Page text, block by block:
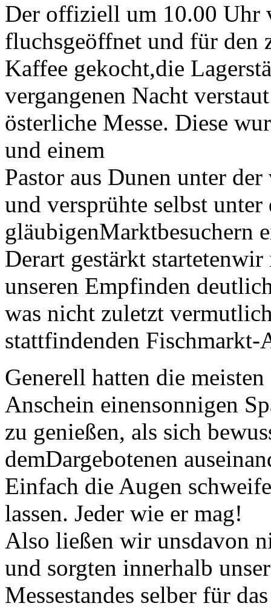
Der offiziell um 10.00 Uhr
fluchsgeöffnet und für den
Kaffee gekocht,die
vergangenen Nacht
österliche Messe. Diese
und einem
Pastor aus Dunen unter
und versprühte selbst unter
gläubigenMarktbesuchern
Derart gestärkt
unseren Empfinden
was nicht zuletzt
stattfindenden
Generell hatten die
Anschein einensonnigen
zu genießen, als sich
demDargebotenen
Einfach die Augen
lassen. Jeder wie er mag!
Also ließen wir unsdavon
und sorgten innerhalb
Messestandes selber für